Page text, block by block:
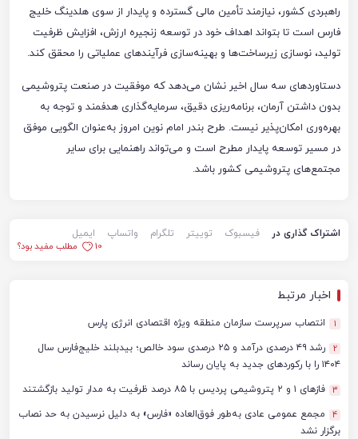
راهبردی کشور، نیازمند تأمین مالی گسترده و پایدار از سوی هلدینگ خلیج
فارس است تا بتواند اهداف خود در توسعه زنجیره ارزش، افزایش ظرفیت
تولید، نوسازی زیرساخت‌ها و بهینه‌سازی فرآیندهای عملیاتی را محقق کند.
دستاوردهای سه سال اخیر نشان می‌دهد که موفقیت در صنعت پتروشیمی
بدون داشتن آرمان، برنامه‌ریزی دقیق، سرمایه‌گذاری هدفمند و توجه به
بهره‌وری امکان‌پذیر نیست. طرح بندر امام نوین امروز به‌عنوان الگویی موفق
در مسیر توسعه پایدار مطرح است و می‌تواند راهنمایی برای سایر
مجتمع‌های پتروشیمی کشور باشد.
اشتراک گذاری در فیسبوک توییتر تلگرام واتساپ
ایمیل
10
مطلب مفید بود؟
اخبار مرتبط
1 انتصاب سرپرست سازمان منطقه ویژه اقتصادی انرژی پارس
2
رشد ۴۹ درصدی درآمد و ۲۵ درصدی سود خالص؛ بیدبلند خلیج‌فارس سال
۱۴۰۴ را با رکوردهای جدید به پایان رساند
3 فازهای ۱ و ۲ پتروشیمی پردیس با ۸۵ درصد ظرفیت به مدار تولید بازگشتند
4
مجمع عمومی عادی به‌طور فوق‌العاده «فارس» به دلیل نرسیدن به حد نصاب
برگزار نشد